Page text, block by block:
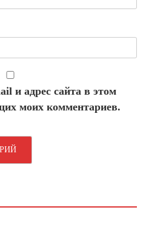
и адрес сайта в этом
моих комментариев.